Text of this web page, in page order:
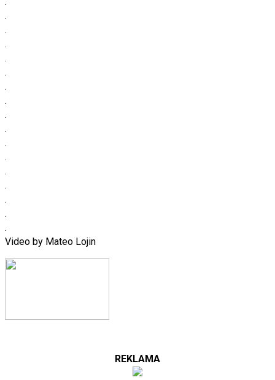
.
.
.
.
.
.
.
.
.
.
.
.
.
.
.
.
Video by Mateo Lojin
REKLAMA